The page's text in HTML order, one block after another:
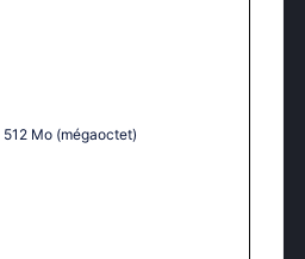
512 Mo (mégaoctet)